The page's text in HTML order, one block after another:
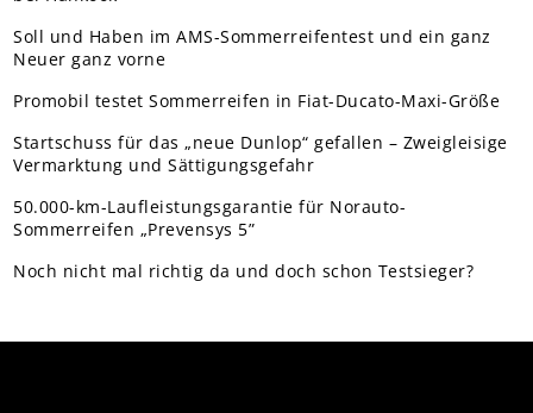
Soll und Haben im AMS-Sommerreifentest und ein ganz
Neuer ganz vorne
Promobil testet Sommerreifen in Fiat-Ducato-Maxi-Größe
Startschuss für das „neue Dunlop“ gefallen – Zweigleisige
Vermarktung und Sättigungsgefahr
50.000-km-Laufleistungsgarantie für Norauto-
Sommerreifen „Prevensys 5”
Noch nicht mal richtig da und doch schon Testsieger?